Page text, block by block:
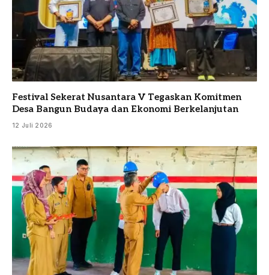
Festival Sekerat Nusantara V Tegaskan Komitmen
Desa Bangun Budaya dan Ekonomi Berkelanjutan
12 Juli 2026